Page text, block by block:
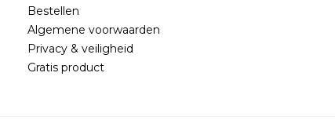
Bestellen
Algemene voorwaarden
Privacy & veiligheid
Gratis product